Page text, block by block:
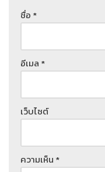
ชื่อ *
อีเมล *
เว็บไซต์
ความเห็น *